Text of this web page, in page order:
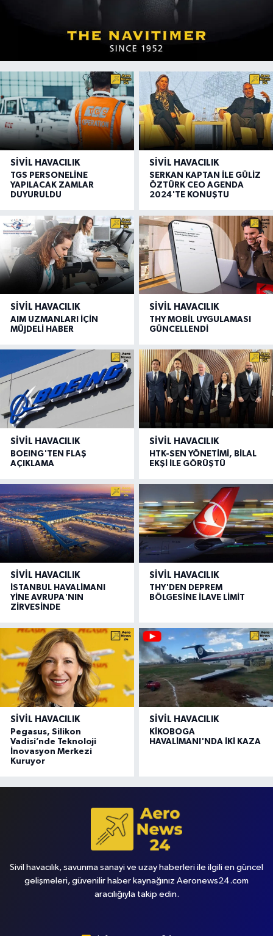
SIVIL HAVACILIK
TGS PERSONELİNE
YAPILACAK ZAMLAR
DUYURULDU
SIVIL HAVACILIK
SERKAN KAPTAN İLE GÜLİZ
ÖZTÜRK CEO AGENDA
2024'TE KONUŞTU
SIVIL HAVACILIK
AIM UZMANLARI İÇİN
MÜJDELİ HABER
SIVIL HAVACILIK
THY MOBİL UYGULAMASI
GÜNCELLENDİ
SIVIL HAVACILIK
BOEING'TEN FLAŞ
AÇIKLAMA
SIVIL HAVACILIK
HTK-SEN YÖNETİMİ, BİLAL
EKŞİ İLE GÖRÜŞTÜ
SIVIL HAVACILIK
İSTANBUL HAVALİMANI
YİNE AVRUPA'NIN
ZİRVESİNDE
SIVIL HAVACILIK
THY'DEN DEPREM
BÖLGESİNE İLAVE LİMİT
SIVIL HAVACILIK
Pegasus, Silikon
Vadisi’nde Teknoloji
İnovasyon Merkezi
Kuruyor
SIVIL HAVACILIK
KİKOBOGA
HAVALİMANI'NDA İKİ KAZA
Sivil havacılık, savunma sanayi ve uzay haberleri ile ilgili en güncel
gelişmeleri, güvenilir haber kaynağınız Aeronews24.com
aracılığıyla takip edin.